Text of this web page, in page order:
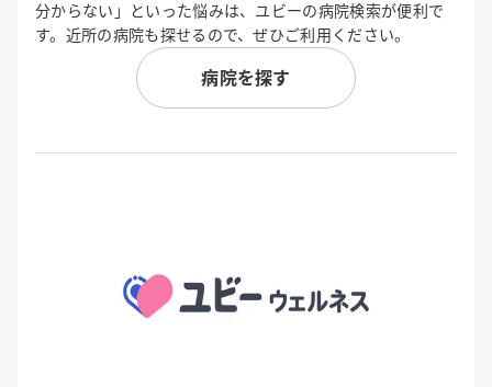
分からない」といった悩みは、ユビーの病院検索が便利で
す。近所の病院も探せるので、ぜひご利用ください。
病院を探す